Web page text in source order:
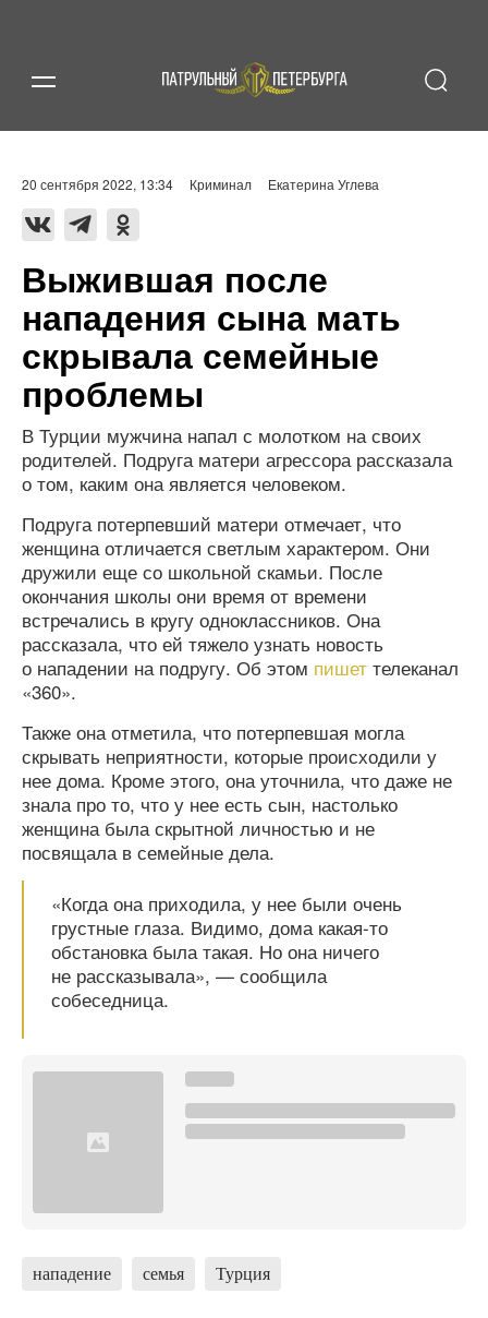
20 сентября 2022, 13:34 Криминал Екатерина Углева
Выжившая после
нападения сына мать
скрывала семейные
проблемы
В Турции мужчина напал с молотком на своих
родителей. Подруга матери агрессора рассказала
о том, каким она является человеком.
Подруга потерпевший матери отмечает, что
женщина отличается светлым характером. Они
дружили еще со школьной скамьи. После
окончания школы они время от времени
встречались в кругу одноклассников. Она
рассказала, что ей тяжело узнать новость
о нападении на подругу. Об этом пишет телеканал
«360».
Также она отметила, что потерпевшая могла
скрывать неприятности, которые происходили у
нее дома. Кроме этого, она уточнила, что даже не
знала про то, что у нее есть сын, настолько
женщина была скрытной личностью и не
посвящала в семейные дела.
«Когда она приходила, у нее были очень
грустные глаза. Видимо, дома какая-то
обстановка была такая. Но она ничего
не рассказывала», — сообщила
собеседница.
нападение семья Турция